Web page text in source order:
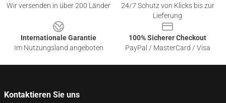
Wir versenden in über 200 Länder
24/7 Schutz von Klicks bis zur
Lieferung
Internationale Garantie
Im Nutzungsland angeboten
100% Sicherer Checkout
PayPal / MasterCard / Visa
Kontaktieren Sie uns